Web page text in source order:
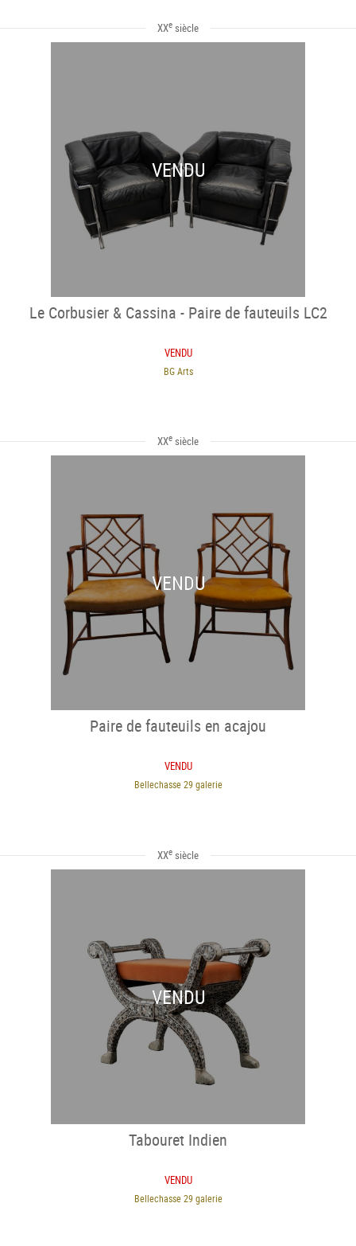
XXe siècle
VENDU
Le Corbusier & Cassina - Paire de fauteuils LC2
VENDU
BG Arts
XXe siècle
VENDU
Paire de fauteuils en acajou
VENDU
Bellechasse 29 galerie
XXe siècle
VENDU
Tabouret Indien
VENDU
Bellechasse 29 galerie